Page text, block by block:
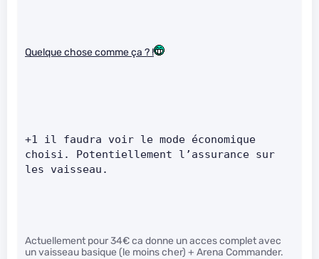
Quelque chose comme ça ? !
+1 il faudra voir le mode économique
choisi. Potentiellement l’assurance sur
les vaisseau.
Actuellement pour 34€ ca donne un acces complet avec
un vaisseau basique (le moins cher) + Arena Commander.